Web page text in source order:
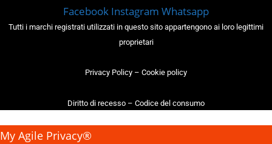
Facebook Instagram Whatsapp
Tutti i marchi registrati utilizzati in questo sito appartengono ai loro legittimi
proprietari
Privacy Policy – Cookie policy
Diritto di recesso – Codice del consumo
My Agile Privacy®